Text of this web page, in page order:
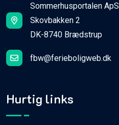
Sommerhusportalen ApS
Skovbakken 2
DK-8740 Brædstrup
fbw@ferieboligweb.dk
Hurtig links